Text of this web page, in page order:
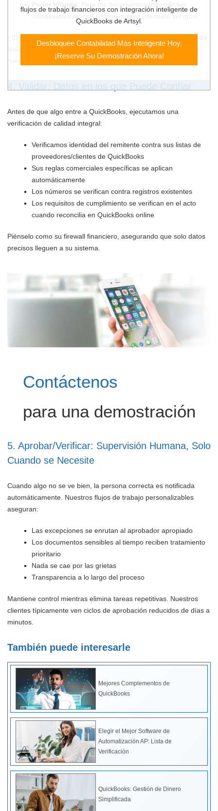
tediosa de datos. Un cliente manufacturero reportó ahorrar 23
horas semanales solo en procesamiento de órdenes.
Antes de que algo entre a QuickBooks, ejecutamos una
verificación de calidad integral:
Verificamos identidad del remitente contra sus listas de
proveedores/clientes de QuickBooks
Sus reglas comerciales específicas se aplican
automáticamente
Los números se verifican contra registros existentes
Los requisitos de cumplimiento se verifican en el acto
cuando reconcilia en QuickBooks online
Piénselo como su firewall financiero, asegurando que solo datos
precisos lleguen a su sistema.
Contáctenos
para una demostración
5. Aprobar/Verificar: Supervisión Humana, Solo
Cuando se Necesite
Cuando algo no se ve bien, la persona correcta es notificada
automáticamente. Nuestros flujos de trabajo personalizables
aseguran:
Las excepciones se enrutan al aprobador apropiado
Los documentos sensibles al tiempo reciben tratamiento
prioritario
Nada se cae por las grietas
Transparencia a lo largo del proceso
Mantiene control mientras elimina tareas repetitivas. Nuestros
clientes típicamente ven ciclos de aprobación reducidos de días a
minutos.
También puede interesarle
Mejores Complementos de
QuickBooks
Elegir el Mejor Software de
Automatización AP: Lista de
Verificación
QuickBooks: Gestión de Dinero
Simplificada
flujos de trabajo financieros con integración inteligente de
QuickBooks de Artsyl.
Desbloquee Contabilidad Más Inteligente Hoy.
¡Reserve Su Demostración Ahora!